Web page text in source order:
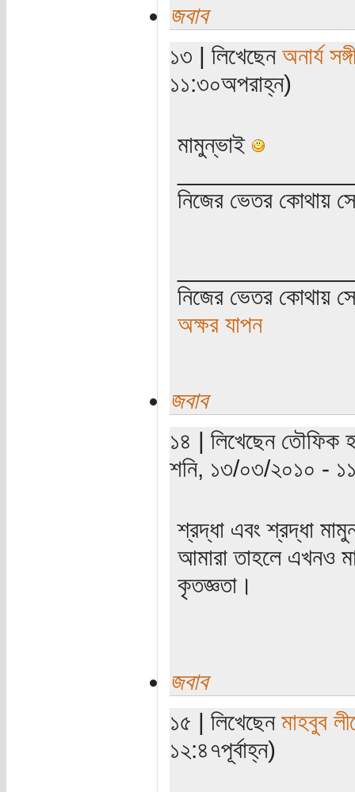
জবাব
১৩ | লিখেছেন অনার্য
১১:৩০অপরাহ্ন)
মামুন্ভাই
নিজের ভেতর কোথায়
নিজের ভেতর কোথায়
অক্ষর যাপন
জবাব
১৪ | লিখেছেন তৌফিক
শনি, ১৩/০৩/২০১০ -
শ্রদ্ধা এবং শ্রদ্ধা
আমারা তাহলে এখনও
কৃতজ্ঞতা।
জবাব
১৫ | লিখেছেন মাহবুব
১২:৪৭পূর্বাহ্ন)